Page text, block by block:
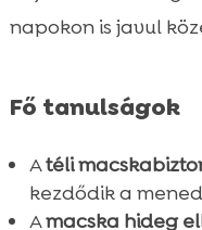
napokon is javul
Fő tanulságok
Atéli
kezdődik a
Amacska hideg